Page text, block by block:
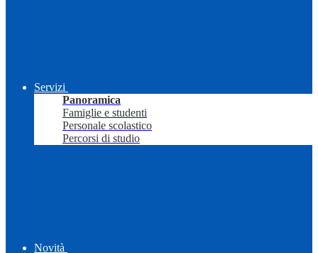
Servizi
Panoramica
Famiglie e studenti
Personale scolastico
Percorsi di studio
Novità